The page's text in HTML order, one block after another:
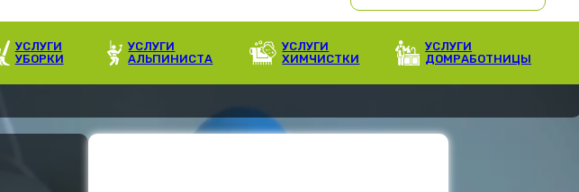
УСЛУГИ
УБОРКИ
УСЛУГИ
АЛЬПИНИСТА
УСЛУГИ
ХИМЧИСТКИ
УСЛУГИ
ДОМРАБОТНИЦЫ